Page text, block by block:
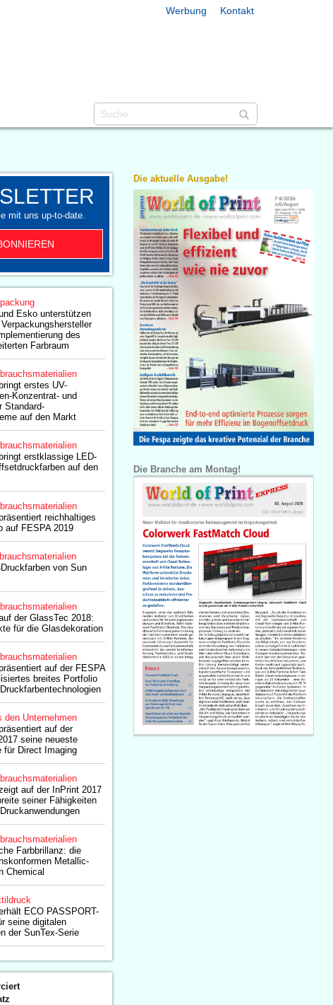
Werbung Kontakt
mit uns up-to-date.
Esko unterstützen
des
Farbraum
erstes UV-
Konzentrat- und
Standard-
auf den Markt
erstklassige LED-
auf den
reichhaltiges
auf FESPA 2019
von Sun
der GlassTec 2018:
für die Glasdekoration
auf der FESPA
breites Portfolio
den Unternehmen
auf der
seine neueste
für Direct Imaging
auf der InPrint 2017
seiner Fähigkeiten
Farbbrillanz: die
Metallic-
Chemical
ECO PASSPORT-
seine digitalen
der SunTex-Serie
Die aktuelle Ausgabe!
Die Branche am Montag!